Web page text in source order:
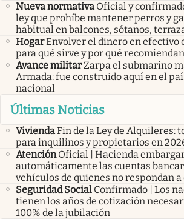
Nueva normativa Oficial y
ley que prohíbe mantener perros y
habitual en balcones, sótanos,
HogarEnvolver el dinero en efectivo
para qué sirve y por qué
Avance militarZarpa el submarino
Armada: fue construido aquí en el
nacional
Últimas Noticias
ViviendaFin de la Ley de Alquileres:
para inquilinos y propietarios en
Atención Oficial | Hacienda
automáticamente las cuentas
vehículos de quienes no respondan
Seguridad Social Confirmado | Los
tienen los años de cotización
100% de la jubilación